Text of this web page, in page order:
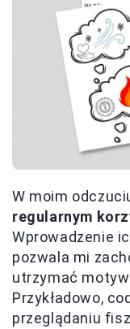
W moim
regularnym
Wprowadzenie
pozwala mi
utrzymać
Przykładowo,
przeglądaniu